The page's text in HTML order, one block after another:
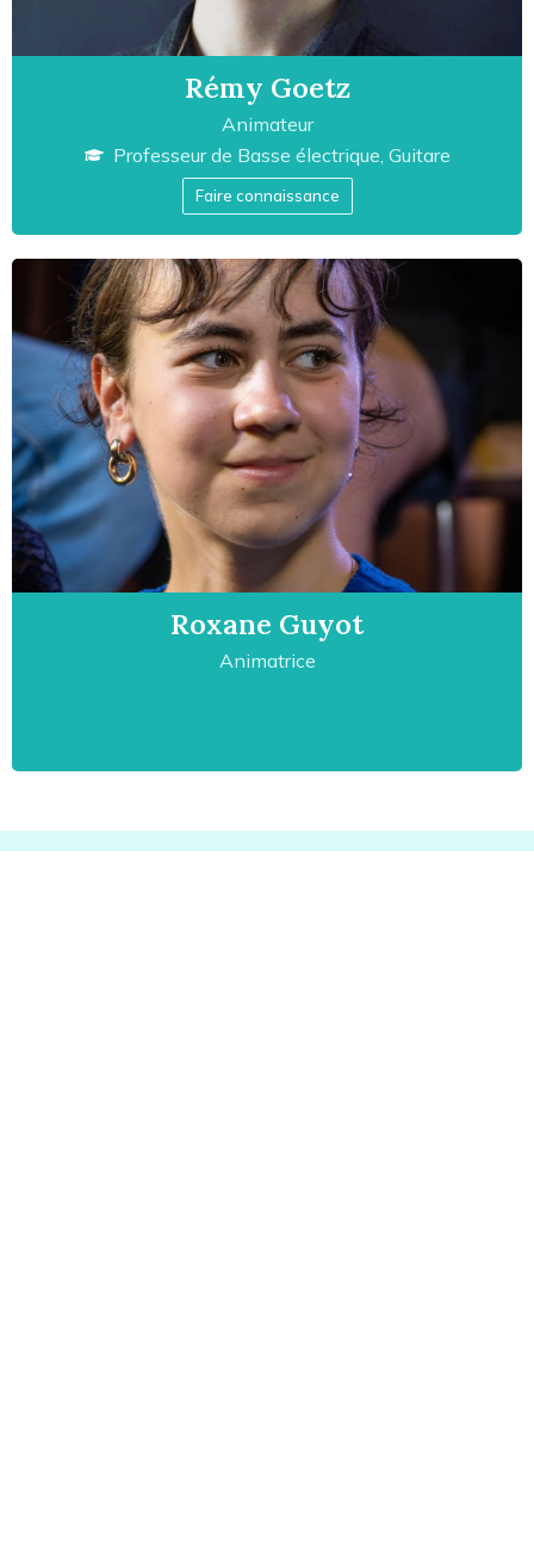
Rémy Goetz
Animateur
Professeur de Basse électrique Guitare
Faire connaissance
Roxane Guyot
Animatrice